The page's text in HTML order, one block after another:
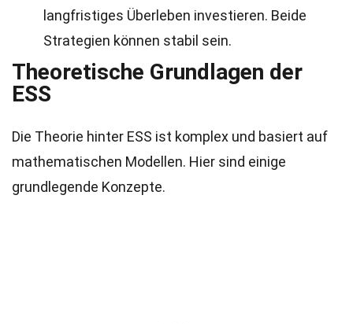
langfristiges Überleben investieren. Beide
Strategien können stabil sein.
Theoretische Grundlagen der
ESS
Die Theorie hinter ESS ist komplex und basiert auf
mathematischen Modellen. Hier sind einige
grundlegende Konzepte.